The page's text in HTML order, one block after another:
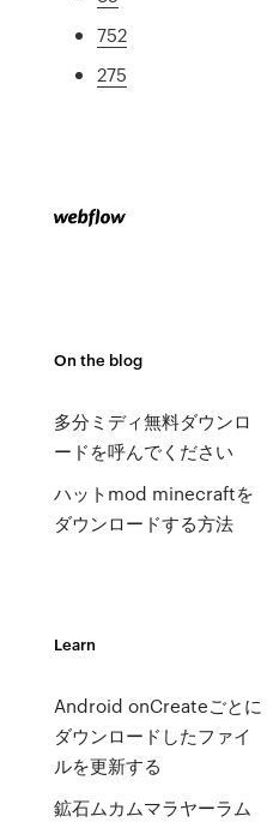
752
275
On the blog
多分ミディ無料ダウンロ
ードを呼んでください
ハットmod minecraftを
ダウンロードする方法
Learn
Android onCreateごとに
ダウンロードしたファイ
ルを更新する
鉱石ムカムマラヤーラム